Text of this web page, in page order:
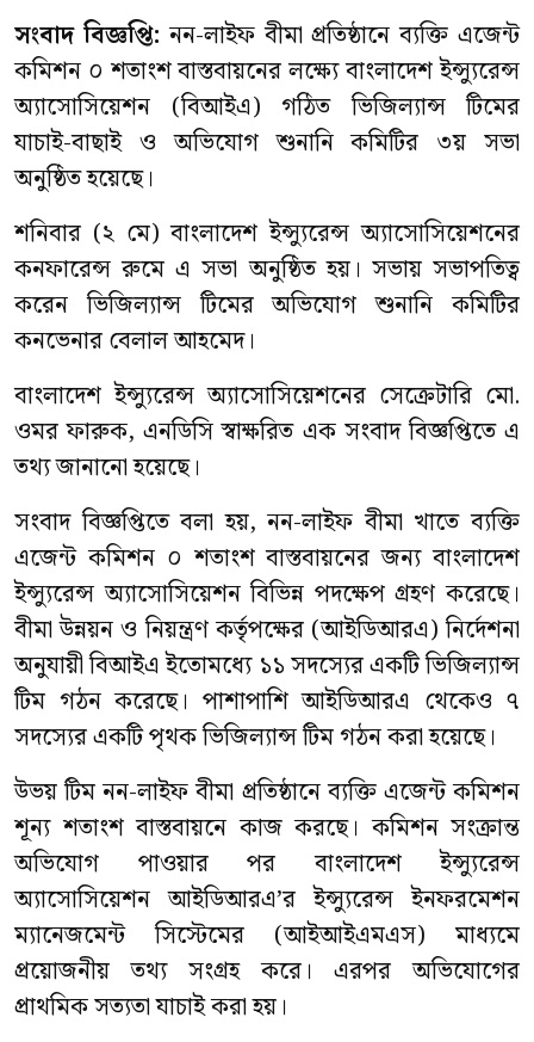
সংবাদ বিজ্ঞপ্তি: নন-লাইফ বীমা প্রতিষ্ঠানে ব্যক্তি এজেন্ট
কমিশন ০ শতাংশ বাস্তবায়নের লক্ষ্যে বাংলাদেশ ইন্স্যুরেন্স
অ্যাসোসিয়েশন (বিআইএ) গঠিত ভিজিল্যান্স টিমের
যাচাই-বাছাই ও অভিযোগ শুনানি কমিটির ৩য় সভা
অনুষ্ঠিত হয়েছে।
শনিবার (২ মে) বাংলাদেশ ইন্স্যুরেন্স অ্যাসোসিয়েশনের
কনফারেন্স রুমে এ সভা অনুষ্ঠিত হয়। সভায় সভাপতিত্ব
করেন ভিজিল্যান্স টিমের অভিযোগ শুনানি কমিটির
কনভেনার বেলাল আহমেদ।
বাংলাদেশ ইন্স্যুরেন্স অ্যাসোসিয়েশনের সেক্রেটারি মো.
ওমর ফারুক, এনডিসি স্বাক্ষরিত এক সংবাদ বিজ্ঞপ্তিতে এ
তথ্য জানানো হয়েছে।
সংবাদ বিজ্ঞপ্তিতে বলা হয়, নন-লাইফ বীমা খাতে ব্যক্তি
এজেন্ট কমিশন ০ শতাংশ বাস্তবায়নের জন্য বাংলাদেশ
ইন্স্যুরেন্স অ্যাসোসিয়েশন বিভিন্ন পদক্ষেপ গ্রহণ করেছে।
বীমা উন্নয়ন ও নিয়ন্ত্রণ কর্তৃপক্ষের (আইডিআরএ) নির্দেশনা
অনুযায়ী বিআইএ ইতোমধ্যে ১১ সদস্যের একটি ভিজিল্যান্স
টিম গঠন করেছে। পাশাপাশি আইডিআরএ থেকেও ৭
সদস্যের একটি পৃথক ভিজিল্যান্স টিম গঠন করা হয়েছে।
উভয় টিম নন-লাইফ বীমা প্রতিষ্ঠানে ব্যক্তি এজেন্ট কমিশন
শূন্য শতাংশ বাস্তবায়নে কাজ করছে। কমিশন সংক্রান্ত
অভিযোগ পাওয়ার পর বাংলাদেশ ইন্স্যুরেন্স
অ্যাসোসিয়েশন আইডিআরএ’র ইন্স্যুরেন্স ইনফরমেশন
ম্যানেজমেন্ট সিস্টেমের (আইআইএমএস) মাধ্যমে
প্রয়োজনীয় তথ্য সংগ্রহ করে। এরপর অভিযোগের
প্রাথমিক সত্যতা যাচাই করা হয়।